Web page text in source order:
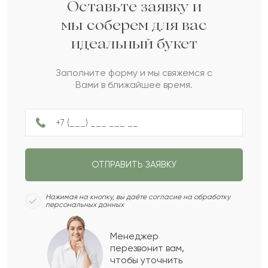
2022-06-16
Азарий
2022-05-18
Бакибала
Ярослава
С Сымбат
Айман
Показать еще
Оставьте заявку и
мы соберем для вас
идеальный букет
Заполните форму и мы свяжемся с
Вами в ближайшее время.
ОТПРАВИТЬ ЗАЯВКУ
Нажимая на кнопку, вы даёте согласие на обработку
персональных данных
Менеджер
перезвонит вам,
чтобы уточнить